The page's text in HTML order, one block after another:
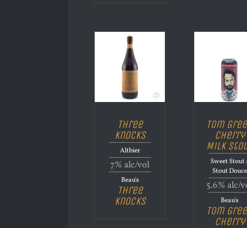
Three
Knocks
Altbier
7% alc/vol
Beau's
Three
Knocks
Tom
Cherry
Milk
Sweet Stout
Stout Douce
5.6% alc/
Beau's
Tom
Cherry